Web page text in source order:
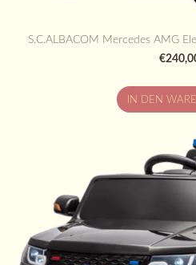
S.C.ALBACOM Mercedes AMG
IN DEN